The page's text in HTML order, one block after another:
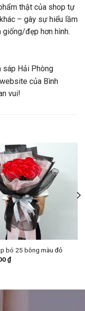
thật của shop tự
– gây sự hiểu lầm
giống/đẹp hơn hình.
sáp Hải Phòng
của Bình
vui!
bó 25 bông màu đỏ
₫